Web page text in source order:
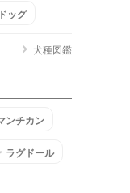
ッグ
犬種図鑑
ンチカン
ラグドール